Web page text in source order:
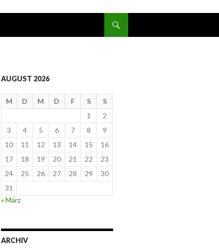
AUGUST 2026
M D M D F S
S
1
2
3
4 5 6 7 8
9
10
11 12 13 14 15
16
17
18 19 20 21 22
23
24
25 26 27 28 29
30
31
« März
ARCHIV